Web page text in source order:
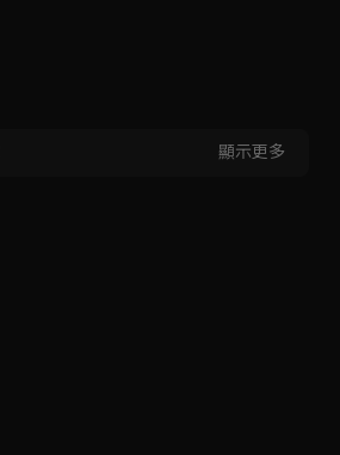
顯示更多